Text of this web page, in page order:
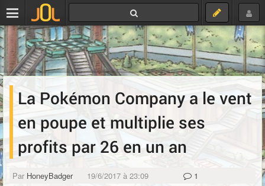
La Pokémon Company a le vent
en poupe et multiplie ses
profits par 26 en un an
Par HoneyBadger 19/6/2017 à 23:09 1